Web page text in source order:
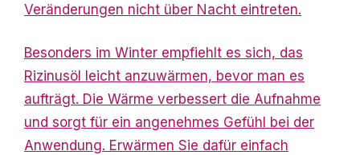
Veränderungen nicht über Nacht eintreten.
Besonders im Winter empfiehlt es sich, das
Rizinusöl leicht anzuwärmen, bevor man es
aufträgt. Die Wärme verbessert die Aufnahme
und sorgt für ein angenehmes Gefühl bei der
Anwendung. Erwärmen Sie dafür einfach